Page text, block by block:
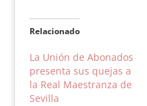
Relacionado
La Unión de Abonados
presenta sus quejas a
la Real Maestranza de
Sevilla